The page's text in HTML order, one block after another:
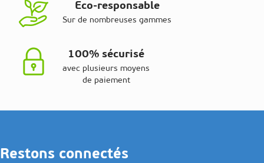
Eco-responsable
Sur de nombreuses gammes
100% sécurisé
avec plusieurs moyens
de paiement
Restons connectés